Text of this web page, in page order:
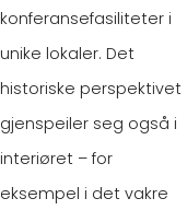
konferansefasiliteter i
unike lokaler. Det
historiske perspektivet
gjenspeiler seg også i
interiøret – for
eksempel i det vakre